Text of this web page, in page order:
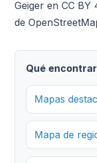
Geiger en CC BY
de
Qué
Mapas
Mapa de